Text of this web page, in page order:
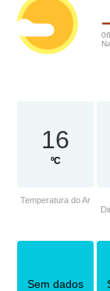
16
ºC
Temperatura do Ar
Sem dados